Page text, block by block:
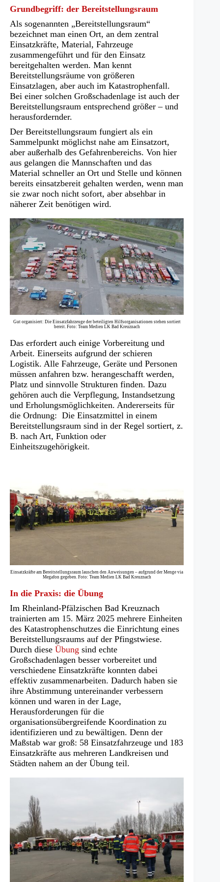
Grundbegriff: der Bereitstellungsraum
Als sogenannten „Bereitstellungsraum“
bezeichnet man einen Ort, an dem zentral
Einsatzkräfte, Material, Fahrzeuge
zusammengeführt und für den Einsatz
bereitgehalten werden. Man kennt
Bereitstellungsräume von größeren
Einsatzlagen, aber auch im Katastrophenfall.
Bei einer solchen Großschadenlage ist auch der
Bereitstellungsraum entsprechend größer – und
herausfordernder.
Der Bereitstellungsraum fungiert als ein
Sammelpunkt möglichst nahe am Einsatzort,
aber außerhalb des Gefahrenbereichs. Von hier
aus gelangen die Mannschaften und das
Material schneller an Ort und Stelle und können
bereits einsatzbereit gehalten werden, wenn man
sie zwar noch nicht sofort, aber absehbar in
näherer Zeit benötigen wird.
Gut organisiert: Die Einsatzfahrzeuge der beteiligten Hilfsorganisationen stehen sortiert
bereit. Foto: Team Medien LK Bad Kreuznach
Das erfordert auch einige Vorbereitung und
Arbeit. Einerseits aufgrund der schieren
Logistik. Alle Fahrzeuge, Geräte und Personen
müssen anfahren bzw. herangeschafft werden,
Platz und sinnvolle Strukturen finden. Dazu
gehören auch die Verpflegung, Instandsetzung
und Erholungsmöglichkeiten. Andererseits für
die Ordnung: Die Einsatzmittel in einem
Bereitstellungsraum sind in der Regel sortiert, z.
B. nach Art, Funktion oder
Einheitszugehörigkeit.
Einsatzkräfte am Bereitstellungsraum lauschen den Anweisungen – aufgrund der Menge via
Megafon gegeben. Foto: Team Medien LK Bad Kreuznach
In die Praxis: die Übung
Im Rheinland-Pfälzischen Bad Kreuznach
trainierten am 15. März 2025 mehrere Einheiten
des Katastrophenschutzes die Einrichtung eines
Bereitstellungsraums auf der Pfingstwiese.
Durch diese Übung sind echte
Großschadenlagen besser vorbereitet und
verschiedene Einsatzkräfte konnten dabei
effektiv zusammenarbeiten. Dadurch haben sie
ihre Abstimmung untereinander verbessern
können und waren in der Lage,
Herausforderungen für die
organisationsübergreifende Koordination zu
identifizieren und zu bewältigen. Denn der
Maßstab war groß: 58 Einsatzfahrzeuge und 183
Einsatzkräfte aus mehreren Landkreisen und
Städten nahem an der Übung teil.